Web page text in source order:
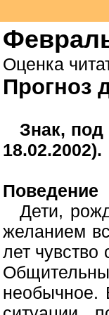
Оценка
Прогноз
Знак,
18.02.2002).
Поведение
Дети,
желанием
лет
необычное.